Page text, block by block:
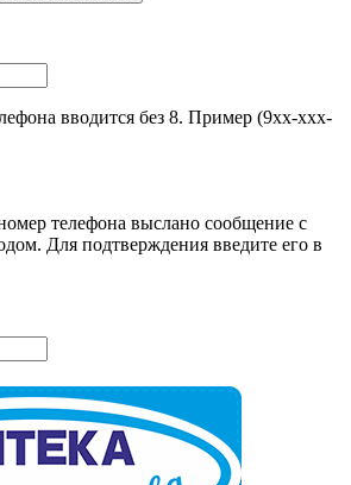
вводится без 8. Пример (9хх-ххх-
телефона выслано сообщение с
Для подтверждения введите его в